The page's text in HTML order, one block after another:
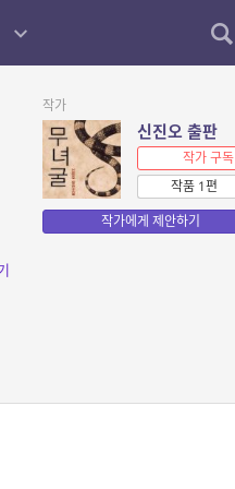
작가
신진오 출판
작가 구독
작품 1편
작가에게 제안하기